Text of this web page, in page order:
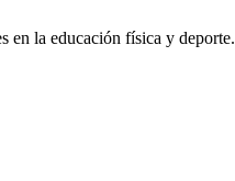
en la educación física y deporte.